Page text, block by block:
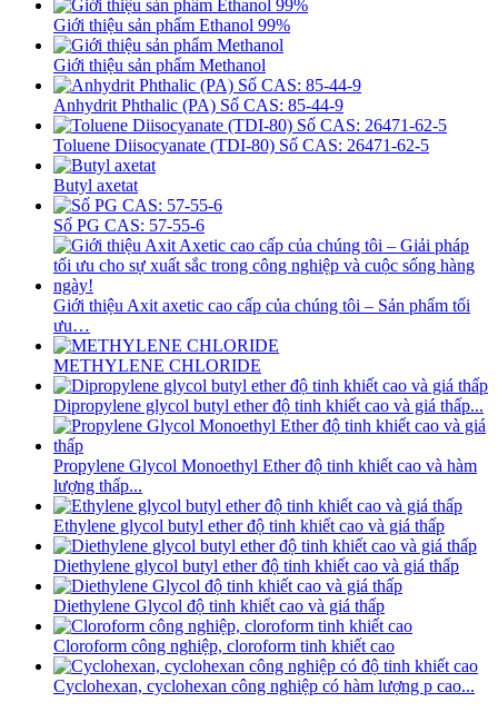
Giới thiệu sản phẩm Ethanol 99%
Giới thiệu sản phẩm Methanol
Anhydrit Phthalic (PA) Số CAS: 85-44-9
Toluene Diisocyanate (TDI-80) Số CAS: 26471-62-5
Butyl axetat
Số PG CAS: 57-55-6
Giới thiệu Axit axetic cao cấp của chúng tôi – Sản phẩm tối
ưu…
METHYLENE CHLORIDE
Dipropylene glycol butyl ether độ tinh khiết cao và giá thấp...
Propylene Glycol Monoethyl Ether độ tinh khiết cao và hàm
lượng thấp...
Ethylene glycol butyl ether độ tinh khiết cao và giá thấp
Diethylene glycol butyl ether độ tinh khiết cao và giá thấp
Diethylene Glycol độ tinh khiết cao và giá thấp
Cloroform công nghiệp, cloroform tinh khiết cao
Cyclohexan, cyclohexan công nghiệp có hàm lượng p cao...